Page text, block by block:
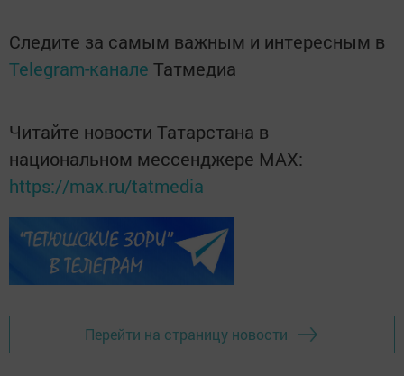
Следите за самым важным и интересным в
Telegram-канале Татмедиа
Читайте новости Татарстана в
национальном мессенджере MАХ:
https://max.ru/tatmedia
Перейти на страницу новости